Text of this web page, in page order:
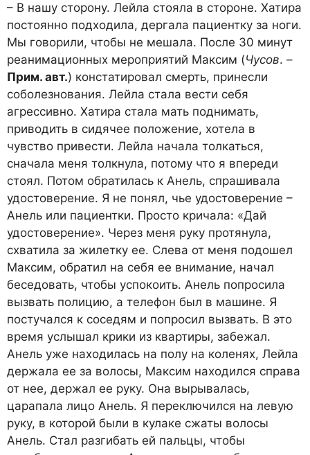
– В нашу сторону. Лейла стояла в стороне. Хатира
постоянно подходила, дергала пациентку за ноги.
Мы говорили, чтобы не мешала. После 30 минут
реанимационных мероприятий Максим (Чусов. –
Прим. авт.) констатировал смерть, принесли
соболезнования. Лейла стала вести себя
агрессивно. Хатира стала мать поднимать,
приводить в сидячее положение, хотела в
чувство привести. Лейла начала толкаться,
сначала меня толкнула, потому что я впереди
стоял. Потом обратилась к Анель, спрашивала
удостоверение. Я не понял, чье удостоверение –
Анель или пациентки. Просто кричала: «Дай
удостоверение». Через меня руку протянула,
схватила за жилетку ее. Слева от меня подошел
Максим, обратил на себя ее внимание, начал
беседовать, чтобы успокоить. Анель попросила
вызвать полицию, а телефон был в машине. Я
постучался к соседям и попросил вызвать. В это
время услышал крики из квартиры, забежал.
Анель уже находилась на полу на коленях, Лейла
держала ее за волосы, Максим находился справа
от нее, держал ее руку. Она вырывалась,
царапала лицо Анель. Я переключился на левую
руку, в которой были в кулаке сжаты волосы
Анель. Стал разгибать ей пальцы, чтобы